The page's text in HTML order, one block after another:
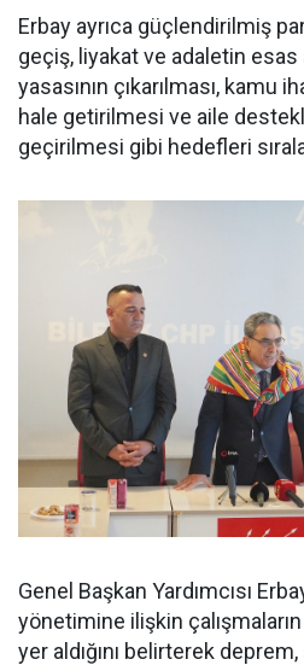
Erbay ayrıca güçlendirilmiş
geçiş, liyakat ve adaletin esas
yasasının çıkarılması,
hale getirilmesi ve aile
geçirilmesi gibi hedefleri
Genel Başkan Yardımcısı
yönetimine ilişkin
yer aldığını belirterek